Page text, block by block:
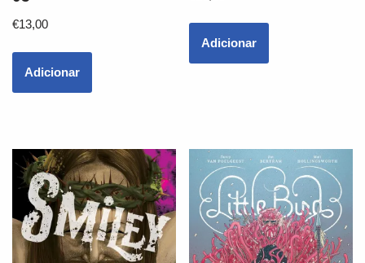
€13,00
Adicionar
Adicionar